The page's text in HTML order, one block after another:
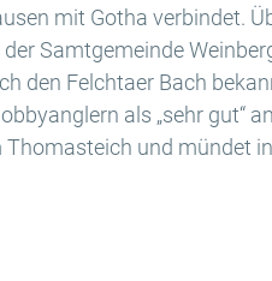
mit Gotha verbindet.
Samtgemeinde
den Felchtaer Bach
als „sehr gut“
und mündet